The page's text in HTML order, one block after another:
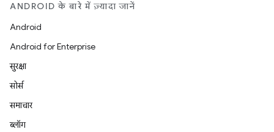
ANDROID के बारे में ज़्यादा जानें
Android
Android for Enterprise
सुरक्षा
सोर्स
समाचार
ब्लॉग